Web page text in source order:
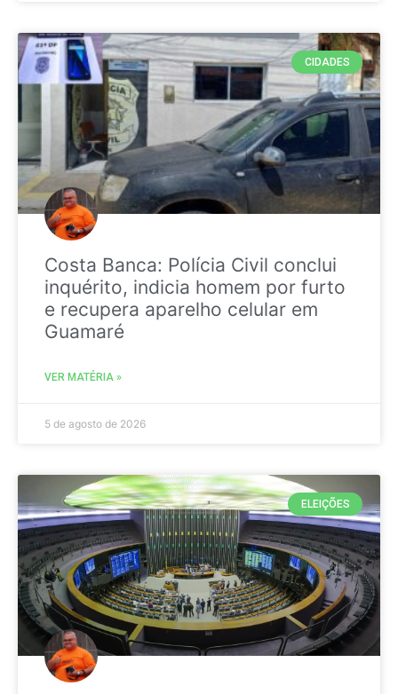
CIDADES
Costa Banca: Polícia Civil conclui
inquérito, indicia homem por furto
e recupera aparelho celular em
Guamaré
VER MATÉRIA »
5 de agosto de 2026
ELEIÇÕES